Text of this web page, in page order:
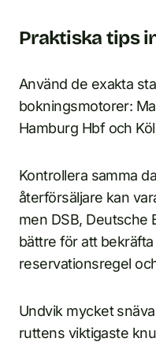
Praktiska tips
Använd de exakta
bokningsmotorer:
Hamburg Hbf och
Kontrollera samma
återförsäljare kan
men DSB, Deutsche
bättre för att
reservationsregel
Undvik mycket
ruttens viktigaste